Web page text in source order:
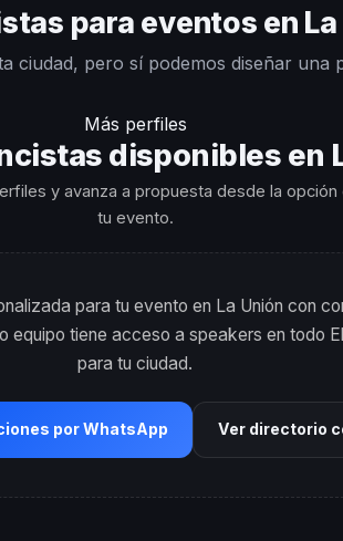
para eventos en La
ciudad, pero sí podemos diseñar una
Más perfiles
disponibles en
y avanza a propuesta desde la
tu evento.
para tu evento en La Unión con
equipo tiene acceso a speakers en todo
para tu ciudad.
por WhatsApp Ver directorio